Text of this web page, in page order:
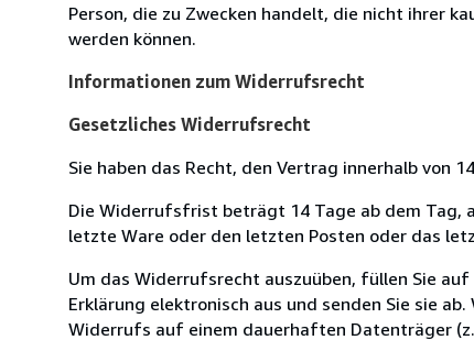
Person, die zu Zwecken handelt, die nicht ihrer
werden können.
Informationen zum Widerrufsrecht
Gesetzliches Widerrufsrecht
Sie haben das Recht, den Vertrag innerhalb von
Die Widerrufsfrist beträgt 14 Tage ab dem Tag,
letzte Ware oder den letzten Posten oder das
Um das Widerrufsrecht auszuüben, füllen Sie
Erklärung elektronisch aus und senden Sie sie
Widerrufs auf einem dauerhaften Datenträger